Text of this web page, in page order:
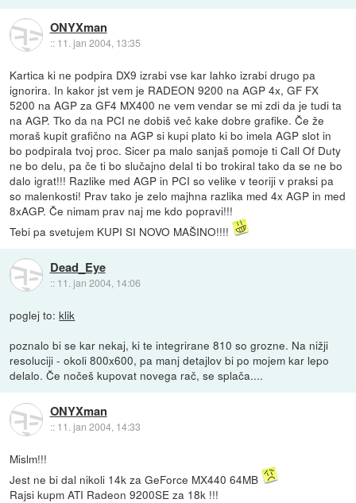
ONYXman
:: 11. jan 2004, 13:35
Kartica ki ne podpira DX9 izrabi vse kar lahko izrabi drugo pa
ignorira. In kakor jst vem je RADEON 9200 na AGP 4x, GF FX
5200 na AGP za GF4 MX400 ne vem vendar se mi zdi da je tudi ta
na AGP. Tko da na PCI ne dobiš več kake dobre grafike. Če že
moraš kupit grafično na AGP si kupi plato ki bo imela AGP slot in
bo podpirala tvoj proc. Sicer pa malo sanjaš pomoje ti Call Of Duty
ne bo delu, pa če ti bo slučajno delal ti bo trokiral tako da se ne bo
dalo igrat!!! Razlike med AGP in PCI so velike v teoriji v praksi pa
so malenkosti! Prav tako je zelo majhna razlika med 4x AGP in med
8xAGP. Če nimam prav naj me kdo popravi!!!
Tebi pa svetujem KUPI SI NOVO MAŠINO!!!!
Dead_Eye
:: 11. jan 2004, 14:06
poglej to:klik
poznalo bi se kar nekaj, ki te integrirane 810 so grozne. Na nižji
resoluciji - okoli 800x600, pa manj detajlov bi po mojem kar lepo
delalo. Če nočeš kupovat novega rač, se splača....
ONYXman
:: 11. jan 2004, 14:33
Mislm!!!
Jest ne bi dal nikoli 14k za GeForce MX440 64MB
Rajsi kupm ATI Radeon 9200SE za 18k !!!